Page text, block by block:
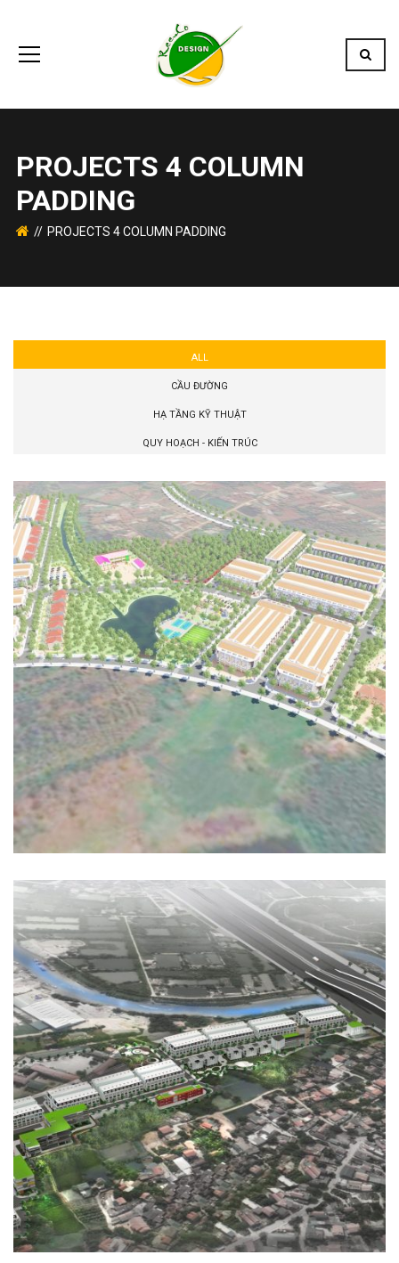
PROJECTS 4 COLUMN
PADDING
PROJECTS 4 COLUMN PADDING
ALL
CẦU ĐƯỜNG
HẠ TẦNG KỸ THUẬT
QUY HOẠCH - KIẾN TRÚC
PHÁT TRIỂN NHÀ Ở ĐÔ THỊ TẠI THỊ TRẤN
PHƯỚC AN
HẠ TẦNG KỸ THUẬT
KHU DÂN CƯ THÔN ĐẠM THỦY
HẠ TẦNG KỸ THUẬT